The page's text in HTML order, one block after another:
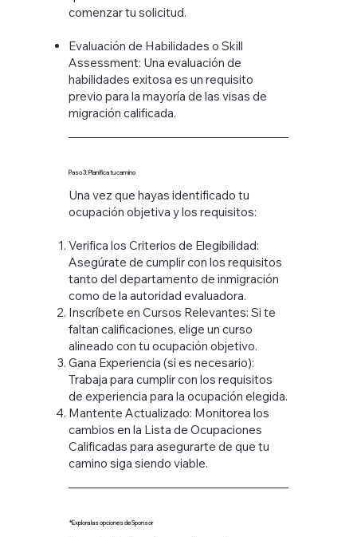
comenzar tu solicitud.
Evaluación de Habilidades o Skill
Assessment: Una evaluación de
habilidades exitosa es un requisito
previo para la mayoría de las visas de
migración calificada.
Paso 3: Planifica tu camino
Una vez que hayas identificado tu
ocupación objetiva y los requisitos:
Verifica los Criterios de Elegibilidad:
Asegúrate de cumplir con los requisitos
tanto del departamento de inmigración
como de la autoridad evaluadora.​
Inscríbete en Cursos Relevantes: Si te
faltan calificaciones, elige un curso
alineado con tu ocupación objetivo.
Gana Experiencia (si es necesario):
Trabaja para cumplir con los requisitos
de experiencia para la ocupación elegida.
Mantente Actualizado: Monitorea los
cambios en la Lista de Ocupaciones
Calificadas para asegurarte de que tu
camino siga siendo viable.
Explora las opciones de Sponsor*